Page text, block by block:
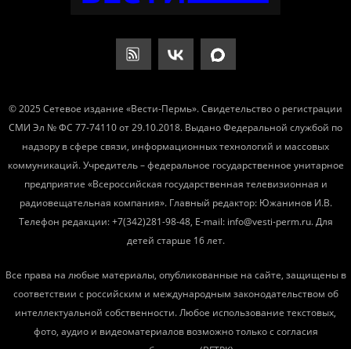
© 2025 Сетевое издание «Вести-Пермь». Свидетельство о регистрации
СМИ Эл № ФС 77-74110 от 29.10.2018. Выдано Федеральной службой по
надзору в сфере связи, информационных технологий и массовых
коммуникаций. Учредитель – федеральное государственное унитарное
предприятие «Всероссийская государственная телевизионная и
радиовещательная компания». Главный редактор: Южанинов И.В.
Телефон редакции: +7(342)281-98-48, E-mail: info@vesti-perm.ru. Для
детей старше 16 лет.
Все права на любые материалы, опубликованные на сайте, защищены в
соответствии с российским и международным законодательством об
интеллектуальной собственности. Любое использование текстовых,
фото, аудио и видеоматериалов возможно только с согласия